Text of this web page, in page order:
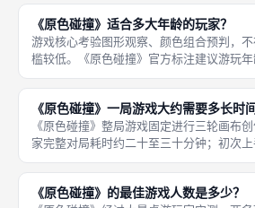
牌桌游分类榜单排名中等，对比《花砖物
《原色碰撞》适合多大年龄的玩家？
游戏核心考验图形观察、颜色组合预判，
槛较低。《原色碰撞》官方标注建议游玩
家可以依靠图案直觉游玩，成年玩家可以
使用红、黄、蓝三种基础色彩，美术风格
力元素，
《原色碰撞》一局游戏大约需要多长时间
《原色碰撞》整局游戏固定进行三轮画布
家完整对局耗时约二十至三十分钟；初次
条件、画布锁定规则，一局时长会延长至
填充速度较快，耗时差距主要集中在终局
戏没有复
《原色碰撞》的最佳游戏人数是多少？